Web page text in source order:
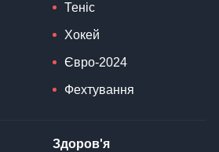
Теніс
Хокей
Євро-2024
Фехтування
Здоров'я